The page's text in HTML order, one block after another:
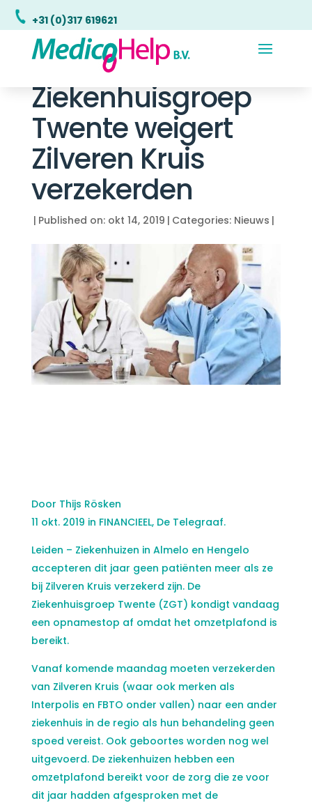
+31 (0)317 619621
Ziekenhuisgroep
Twente weigert
Zilveren Kruis
verzekerden
| Published on: okt 14, 2019 | Categories: Nieuws |
Door Thijs Rösken
11 okt. 2019 in FINANCIEEL, De Telegraaf.
Leiden – Ziekenhuizen in Almelo en Hengelo
accepteren dit jaar geen patiënten meer als ze
bij Zilveren Kruis verzekerd zijn. De
Ziekenhuisgroep Twente (ZGT) kondigt vandaag
een opnamestop af omdat het omzetplafond is
bereikt.
Vanaf komende maandag moeten verzekerden
van Zilveren Kruis (waar ook merken als
Interpolis en FBTO onder vallen) naar een ander
ziekenhuis in de regio als hun behandeling geen
spoed vereist. Ook geboortes worden nog wel
uitgevoerd. De ziekenhuizen hebben een
omzetplafond bereikt voor de zorg die ze voor
dit jaar hadden afgesproken met de